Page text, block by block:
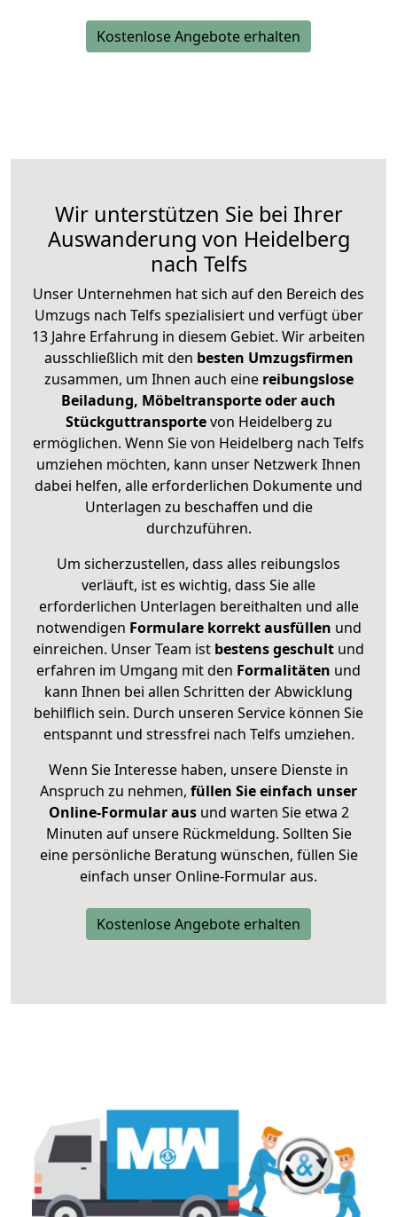
Kostenlose Angebote erhalten
Wir unterstützen Sie bei Ihrer
Auswanderung von Heidelberg
nach Telfs
Unser Unternehmen hat sich auf den Bereich des
Umzugs nach Telfs spezialisiert und verfügt über
13 Jahre Erfahrung in diesem Gebiet. Wir arbeiten
ausschließlich mit den besten Umzugsfirmen
zusammen, um Ihnen auch eine reibungslose
Beiladung, Möbeltransporte oder auch
Stückguttransportevon Heidelberg zu
ermöglichen. Wenn Sie von Heidelberg nach Telfs
umziehen möchten, kann unser Netzwerk Ihnen
dabei helfen, alle erforderlichen Dokumente und
Unterlagen zu beschaffen und die
durchzuführen.
Um sicherzustellen, dass alles reibungslos
verläuft, ist es wichtig, dass Sie alle
erforderlichen Unterlagen bereithalten und alle
notwendigen Formulare korrekt ausfüllen und
einreichen. Unser Team ist bestens geschult und
erfahren im Umgang mit den Formalitäten und
kann Ihnen bei allen Schritten der Abwicklung
behilflich sein. Durch unseren Service können Sie
entspannt und stressfrei nach Telfs umziehen.
Wenn Sie Interesse haben, unsere Dienste in
Anspruch zu nehmen, füllen Sie einfach unser
Online-Formular ausund warten Sie etwa 2
Minuten auf unsere Rückmeldung. Sollten Sie
eine persönliche Beratung wünschen, füllen Sie
einfach unser Online-Formular aus.
Kostenlose Angebote erhalten